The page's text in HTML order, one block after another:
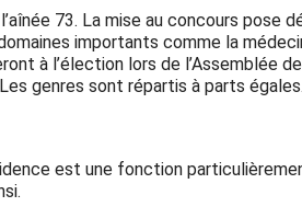
73. La mise au concours pose
importants comme la
à l’élection lors de l’Assemblée
genres sont répartis à parts
est une fonction